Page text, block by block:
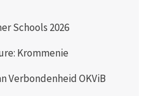
Schools 2026
Krommenie
Verbondenheid OKViB